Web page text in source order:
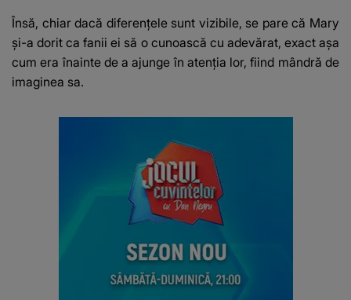
Însă, chiar dacă diferențele sunt vizibile, se pare că Mary
și-a dorit ca fanii ei să o cunoască cu adevărat, exact așa
cum era înainte de a ajunge în atenția lor, fiind mândră de
imaginea sa.